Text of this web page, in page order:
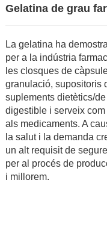
Gelatina de grau
La gelatina ha
per a la indústria
les closques de
granulació, supositoris
suplements dietètics/
digestible i serveix
als medicaments. A
la salut i la demanda
un alt requisit de
per al procés de
i millorem.